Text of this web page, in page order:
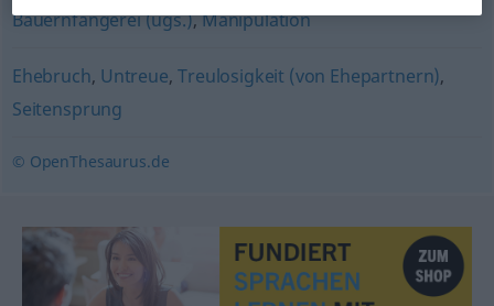
Bauernfängerei (ugs.),Manipulation
Ehebruch, Untreue,Treulosigkeit (von Ehepartnern),
Seitensprung
© OpenThesaurus.de